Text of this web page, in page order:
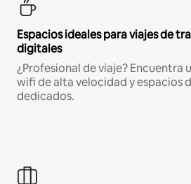
Espacios ideales para viajes de
digitales
¿Profesional de viaje? Encuentra
wifi de alta velocidad y espacios
dedicados.